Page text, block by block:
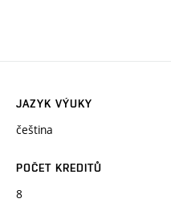
JAZYK VÝUKY
čeština
POČET KREDITŮ
8